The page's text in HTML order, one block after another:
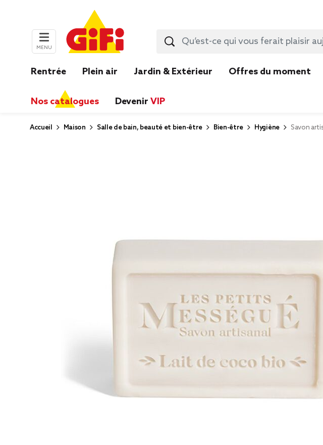
MENU
Rentrée Plein air Jardin & Extérieur Offres du moment
Nos catalogues Devenir VIP
Accueil Maison Salle de bain, beauté et bien-être Bien-être Hygiène Savon